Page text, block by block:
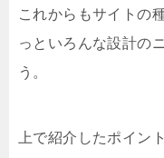
これからもサイトの
っといろんな設計の
う。
上で紹介したポイン